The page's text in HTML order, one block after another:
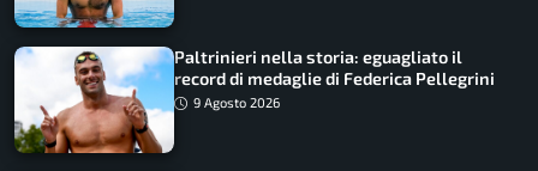
Paltrinieri nella storia: eguagliato il
record di medaglie di Federica Pellegrini
9 Agosto 2026